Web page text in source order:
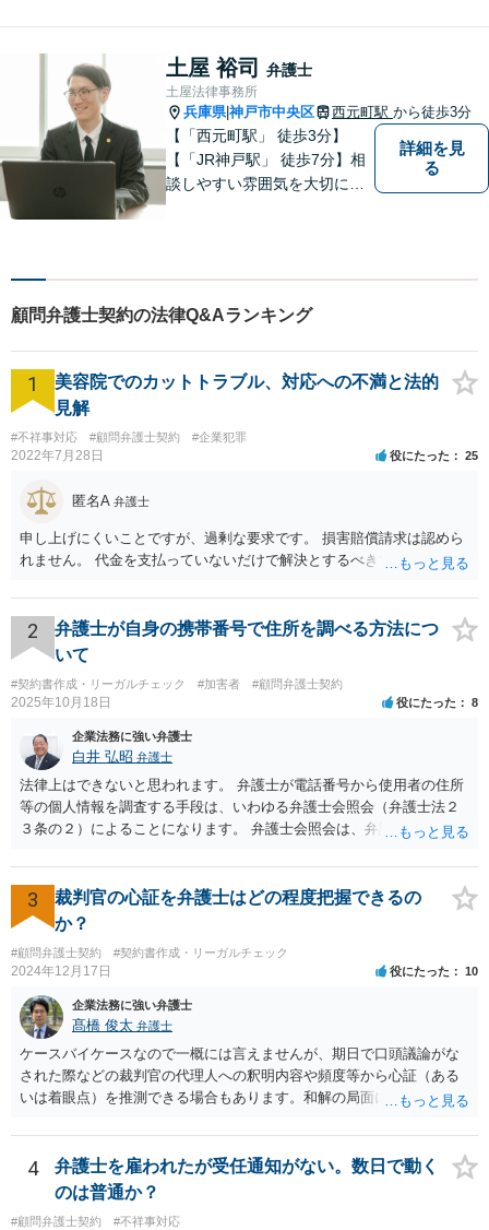
土屋 裕司 弁護士
土屋法律事務所
兵庫県|神戸市中央区 西元町駅 から徒歩3分
【「西元町駅」 徒歩3分】
【「JR神戸駅」 徒歩7分】相
談しやすい雰囲気を大切に
丁寧にお聞きし、最適な解決
策を迅速に提供することをお
約束します。【法テラス利用
可】
詳細を見
る
顧問弁護士契約の法律Q&Aランキング
1
美容院でのカットトラブル、対応への不満と法的
見解
#不祥事対応 #顧問弁護士契約 #企業犯罪
2022年7月28日 役にたった 25
匿名A 弁護士
申し上げにくいことですが、過剰な要求です。 損害賠償請求は認めら
れません。 代金を支払っていないだけで解決とするべきでしょう。
2
弁護士が自身の携帯番号で住所を調べる方法につ
いて
#契約書作成・リーガルチェック #加害者 #顧問弁護士契約
2025年10月18日 役にたった 8
企業法務に強い弁護士
白井 弘昭 弁護士
法律上はできないと思われます。 弁護士が電話番号から使用者の住所
等の個人情報を調査する手段は、いわゆる弁護士会照会（弁護士法２
３条の２）によることになります。 弁護士会照会は、弁護士が事件を
して質問をしてもらう制度で、弁護士会担当委員が当該質問が適正か
どうか、質問をして回答を得られる可能性があるか、などを吟味した
上で、弁護士会名で質問をする制度です。 ですので、照会先もある程
度安心して個人情報を開示しますし、もちろん、断られる場合もあり
ます。 一般的には、弁護士が依頼を受けて事件を調査する過程で用い
られるものですが、法律上、「弁護士は、受任している事件につい
て、」と定められていますので、個人の事件（受任していない）はこ
の要件に当てはまらないことになります。 以上、ご参考まで。
3
裁判官の心証を弁護士はどの程度把握できるの
か？
#顧問弁護士契約 #契約書作成・リーガルチェック
2024年12月17日 役にたった 10
企業法務に強い弁護士
髙橋 俊太 弁護士
ケースバイケースなので一概には言えませんが、期日で口頭議論がな
された際などの裁判官の代理人への釈明内容や頻度等から心証（ある
いは着眼点）を推測できる場合もあります。和解の局面になり、代理
れることもあります。
4
弁護士を雇われたが受任通知がない。数日で動く
のは普通か？
#顧問弁護士契約 #不祥事対応